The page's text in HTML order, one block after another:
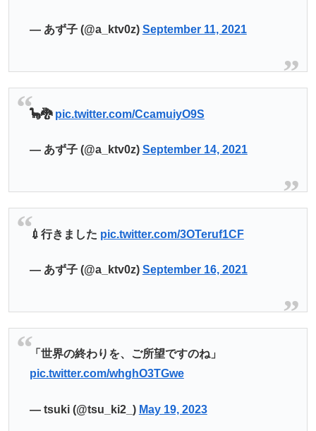
— あず子 (@a_ktv0z) September 11, 2021
🦕🐉 pic.twitter.com/CcamuiyO9S
— あず子 (@a_ktv0z) September 14, 2021
💉行きました pic.twitter.com/3OTeruf1CF
— あず子 (@a_ktv0z) September 16, 2021
「世界の終わりを、ご所望ですのね」
pic.twitter.com/whghO3TGwe
— tsuki (@tsu_ki2_) May 19, 2023